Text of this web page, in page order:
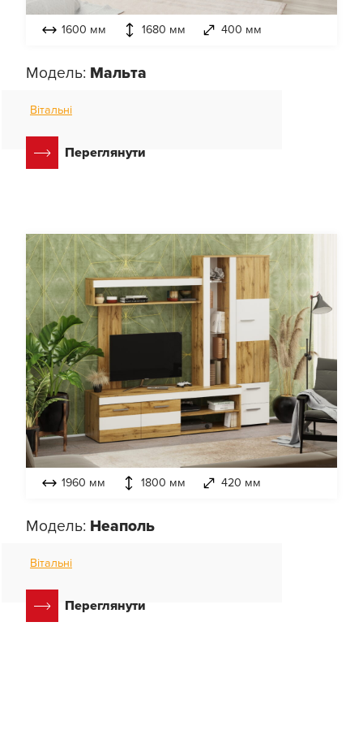
1600 мм 1680 мм 400 мм
Модель: Мальта
Вітальні
Переглянути
1960 мм 1800 мм 420 мм
Модель: Неаполь
Вітальні
Переглянути